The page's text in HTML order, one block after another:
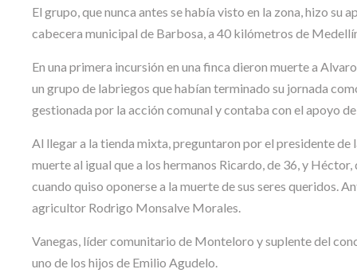
El grupo, que nunca antes se había visto en la zona, hizo su
cabecera municipal de Barbosa, a 40 kilómetros de
En una primera incursión en una finca dieron muerte a
un grupo de labriegos que habían terminado su jornada
gestionada por la acción comunal y contaba con el apoyo
Al llegar a la tienda mixta, preguntaron por el presidente de
muerte al igual que a los hermanos Ricardo, de 36, y
cuando quiso oponerse a la muerte de sus seres queridos.
agricultor Rodrigo Monsalve Morales.
Vanegas, líder comunitario de Monteloro y suplente del
uno de los hijos de Emilio Agudelo.